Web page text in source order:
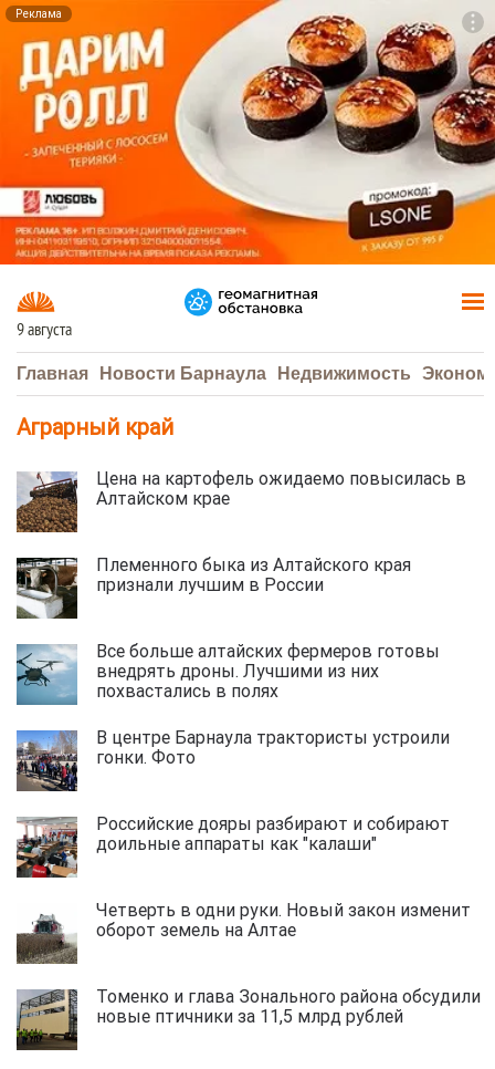
Реклама
9 августа
Главная Новости Барнаула Недвижимость
Аграрный край
Цена на картофель ожидаемо повысилась в
Алтайском крае
Племенного быка из Алтайского края
признали лучшим в России
Все больше алтайских фермеров готовы
внедрять дроны. Лучшими из них
похвастались в полях
В центре Барнаула трактористы устроили
гонки. Фото
Российские дояры разбирают и собирают
доильные аппараты как "калаши"
Четверть в одни руки. Новый закон изменит
оборот земель на Алтае
Томенко и глава Зонального района обсудили
новые птичники за 11,5 млрд рублей